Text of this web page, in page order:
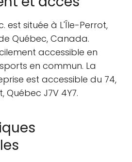
est située à L'Île-Perrot,
Québec, Canada.
accessible en
en commun. La
est accessible du 74,
Québec J7V 4Y7.